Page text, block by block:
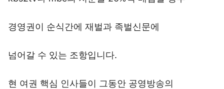
경영권이 순식간에 재벌과 족벌신문에
넘어갈 수 있는 조항입니다.
현 여권 핵심 인사들이 그동안 공영방송의